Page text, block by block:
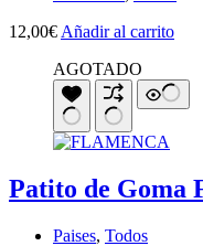
12,00€ Añadir al carrito
AGOTADO
Patito de Goma
Paises, Todos